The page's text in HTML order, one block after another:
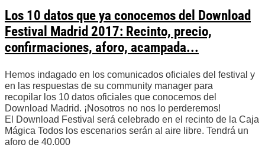
Los 10 datos que ya conocemos del Download
Festival Madrid 2017: Recinto, precio,
confirmaciones, aforo, acampada...
Hemos indagado en los comunicados oficiales del festival y
en las respuestas de su community manager para
recopilar los 10 datos oficiales que conocemos del
Download Madrid. ¡Nosotros no nos lo perderemos!
El Download Festival será celebrado en el recinto de la Caja
Mágica Todos los escenarios serán al aire libre. Tendrá un
aforo de 40.000